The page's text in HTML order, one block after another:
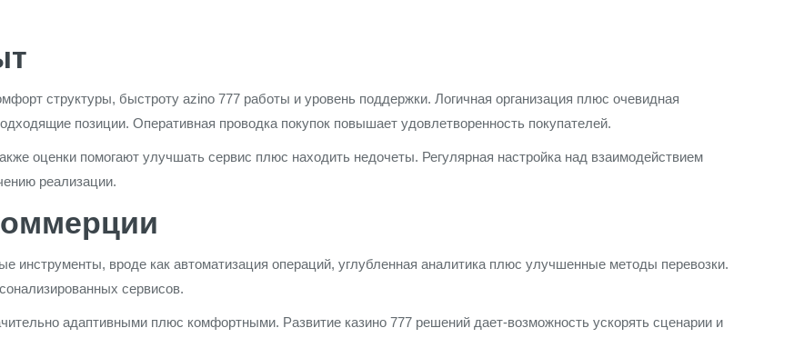
структуры, быстроту azino 777 работы и уровень поддержки. Логичная организация плюс очевидная
позиции. Оперативная проводка покупок повышает удовлетворенность покупателей.
оценки помогают улучшать сервис плюс находить недочеты. Регулярная настройка над взаимодействием
реализации.
вроде как автоматизация операций, углубленная аналитика плюс улучшенные методы перевозки.
сервисов.
адаптивными плюс комфортными. Развитие казино 777 решений дает-возможность ускорять сценарии и